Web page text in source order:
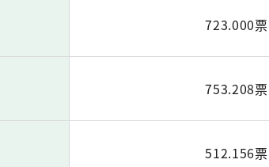
723.000票
753.208票
512.156票